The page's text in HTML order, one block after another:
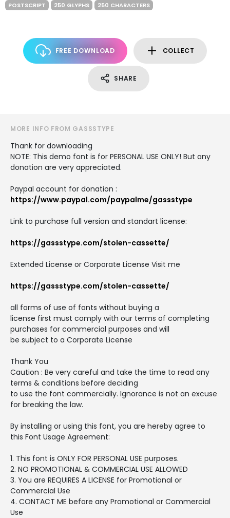
POSTSCRIPT 250 GLYPHS 250 CHARACTERS
FREE DOWNLOAD COLLECT
SHARE
MORE INFO FROM GASSSTYPE
Thank for downloading
NOTE: This demo font is for PERSONAL USE ONLY! But any
donation are very appreciated.
Paypal account for donation :
https://www.paypal.com/paypalme/gassstype
Link to purchase full version and standart license:
https://gassstype.com/stolen-cassette/
Extended License or Corporate License Visit me
https://gassstype.com/stolen-cassette/
all forms of use of fonts without buying a
license first must comply with our terms of completing
purchases for commercial purposes and will
be subject to a Corporate License
Thank You
Caution : Be very careful and take the time to read any
terms & conditions before deciding
to use the font commercially. Ignorance is not an excuse
for breaking the law.
By installing or using this font, you are hereby agree to
this Font Usage Agreement:
1. This font is ONLY FOR PERSONAL USE purposes.
2. NO PROMOTIONAL & COMMERCIAL USE ALLOWED
3. You are REQUIRES A LICENSE for Promotional or
Commercial Use
4. CONTACT ME before any Promotional or Commercial
Use